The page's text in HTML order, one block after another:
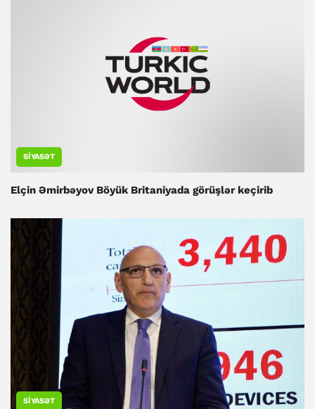
SIYASƏT
Elçin Əmirbəyov Böyük Britaniyada görüşlər keçirib
SIYASƏT